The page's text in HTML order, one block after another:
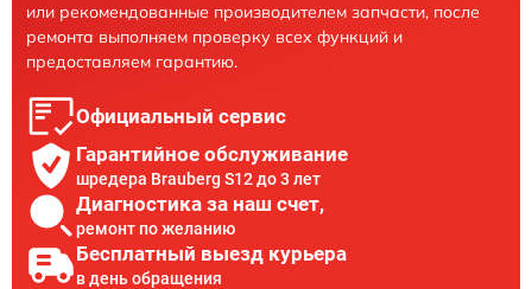
или рекомендованные производителем запчасти, после
ремонта выполняем проверку всех функций и
предоставляем гарантию.
Официальный сервис
Гарантийное обслуживание
шредера Brauberg S12 до 3 лет
Диагностика за наш счет,
ремонт по желанию
Бесплатный выезд курьера
в день обращения